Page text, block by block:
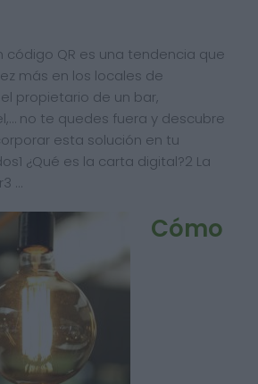
código QR es una tendencia que
más en los locales de
propietario de un bar,
no te quedes fuera y descubre
esta solución en tu
¿Qué es la carta digital?2 La
…
Cómo